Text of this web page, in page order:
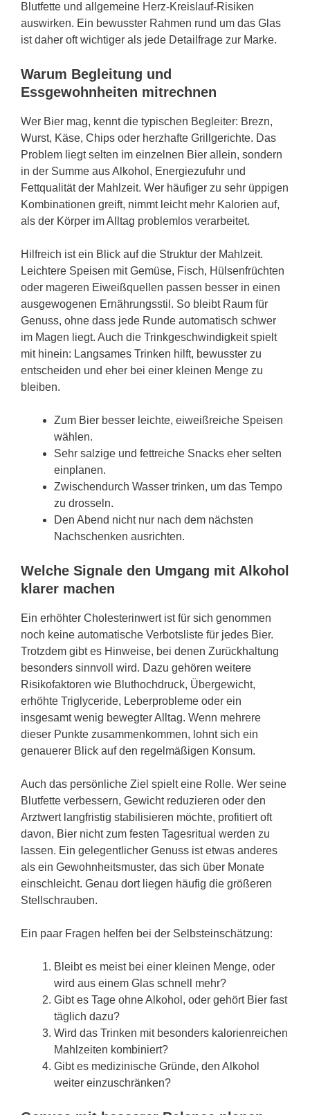
Blutfette und allgemeine Herz-Kreislauf-Risiken
auswirken. Ein bewusster Rahmen rund um das Glas
ist daher oft wichtiger als jede Detailfrage zur Marke.
Warum Begleitung und
Essgewohnheiten mitrechnen
Wer Bier mag, kennt die typischen Begleiter: Brezn,
Wurst, Käse, Chips oder herzhafte Grillgerichte. Das
Problem liegt selten im einzelnen Bier allein, sondern
in der Summe aus Alkohol, Energiezufuhr und
Fettqualität der Mahlzeit. Wer häufiger zu sehr üppigen
Kombinationen greift, nimmt leicht mehr Kalorien auf,
als der Körper im Alltag problemlos verarbeitet.
Hilfreich ist ein Blick auf die Struktur der Mahlzeit.
Leichtere Speisen mit Gemüse, Fisch, Hülsenfrüchten
oder mageren Eiweißquellen passen besser in einen
ausgewogenen Ernährungsstil. So bleibt Raum für
Genuss, ohne dass jede Runde automatisch schwer
im Magen liegt. Auch die Trinkgeschwindigkeit spielt
mit hinein: Langsames Trinken hilft, bewusster zu
entscheiden und eher bei einer kleinen Menge zu
bleiben.
Zum Bier besser leichte, eiweißreiche Speisen
wählen.
Sehr salzige und fettreiche Snacks eher selten
einplanen.
Zwischendurch Wasser trinken, um das Tempo
zu drosseln.
Den Abend nicht nur nach dem nächsten
Nachschenken ausrichten.
Welche Signale den Umgang mit Alkohol
klarer machen
Ein erhöhter Cholesterinwert ist für sich genommen
noch keine automatische Verbotsliste für jedes Bier.
Trotzdem gibt es Hinweise, bei denen Zurückhaltung
besonders sinnvoll wird. Dazu gehören weitere
Risikofaktoren wie Bluthochdruck, Übergewicht,
erhöhte Triglyceride, Leberprobleme oder ein
insgesamt wenig bewegter Alltag. Wenn mehrere
dieser Punkte zusammenkommen, lohnt sich ein
genauerer Blick auf den regelmäßigen Konsum.
Auch das persönliche Ziel spielt eine Rolle. Wer seine
Blutfette verbessern, Gewicht reduzieren oder den
Arztwert langfristig stabilisieren möchte, profitiert oft
davon, Bier nicht zum festen Tagesritual werden zu
lassen. Ein gelegentlicher Genuss ist etwas anderes
als ein Gewohnheitsmuster, das sich über Monate
einschleicht. Genau dort liegen häufig die größeren
Stellschrauben.
Ein paar Fragen helfen bei der Selbsteinschätzung:
Bleibt es meist bei einer kleinen Menge, oder
wird aus einem Glas schnell mehr?
Gibt es Tage ohne Alkohol, oder gehört Bier fast
täglich dazu?
Wird das Trinken mit besonders kalorienreichen
Mahlzeiten kombiniert?
Gibt es medizinische Gründe, den Alkohol
weiter einzuschränken?